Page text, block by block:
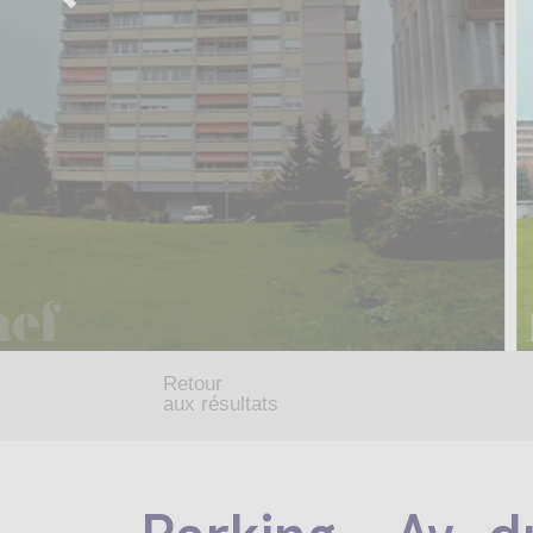
Retour
aux résultats